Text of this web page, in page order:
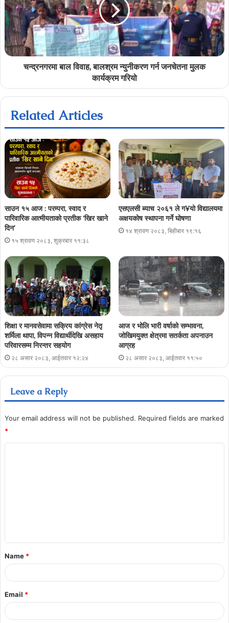
चन्द्रनगरमा बाल विवाह, बालश्रम न्युनीकरण गर्न जनचेतना मुलक
कार्यक्रम गरियो
Related Articles
साउन १५ आज : परम्परा, स्वाद र
पारिवारिक आत्मीयताको प्रतीक ‘खिर खाने
दिन’
१५ श्रावण २०८३, शुक्रबार ११:३८
एसएलसी ब्याच २०६१ ले ग¥यो विद्यालयमा
अक्षयकोष स्थापना गर्ने घोषणा
१४ श्रावण २०८३, बिहीबार १९:१६
शिक्षा र मानवसेवामा सक्रिय कांग्रेस नेतृ
शर्मिला थापा, विपन्न विद्यार्थीदेखि असहाय
परिवारसम्म निरन्तर सहयोग
२८ असार २०८३, आईतवार १२:२४
आज र भोलि भारी वर्षाको सम्भावना,
जोखिमयुक्त क्षेत्रमा सतर्कता अपनाउन
आग्रह
२८ असार २०८३, आईतवार ११:५०
Leave a Reply
Your email address will not be published. Required fields are marked
*
Name *
Email *